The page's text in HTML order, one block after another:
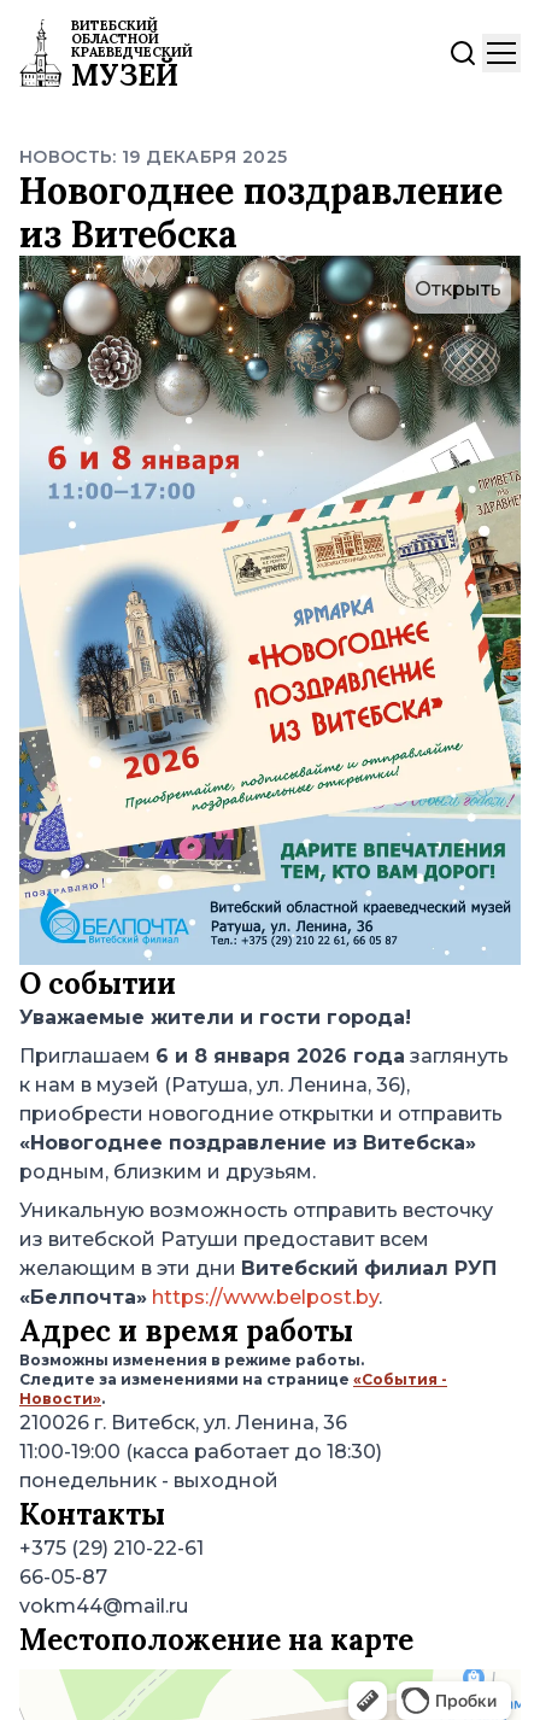
ВИТЕБСКИЙ
ОБЛАСТНОЙ
КРАЕВЕДЧЕСКИЙ
МУЗЕЙ
НОВОСТЬ: 19 ДЕКАБРЯ 2025
Новогоднее поздравление
из Витебска
Открыть
О событии
Уважаемые жители и гости города!
Приглашаем 6 и 8 января 2026 года заглянуть
к нам в музей (Ратуша, ул. Ленина, 36),
приобрести новогодние открытки и отправить
«Новогоднее поздравление из Витебска»
родным, близким и друзьям.
Уникальную возможность отправить весточку
из витебской Ратуши предоставит всем
желающим в эти дни Витебский филиал РУП
«Белпочта» https://www.belpost.by.
Адрес и время работы
Возможны изменения в режиме работы.
Следите за изменениями на странице «События -
Новости».
210026 г. Витебск, ул. Ленина, 36
11:00-19:00 (касса работает до 18:30)
понедельник - выходной
Контакты
+375 (29) 210-22-61
66-05-87
vokm44@mail.ru
Местоположение на карте